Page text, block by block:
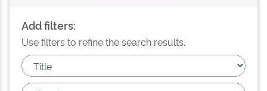
Add filters:
Use filters to refine the search results.